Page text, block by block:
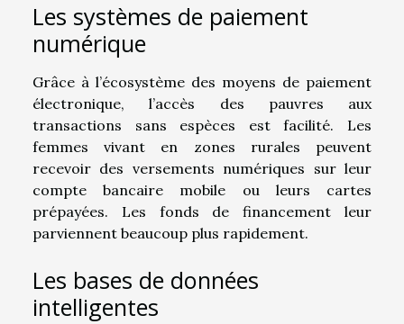
Les systèmes de paiement
numérique
Grâce à l’écosystème des moyens de paiement
électronique, l’accès des pauvres aux
transactions sans espèces est facilité. Les
femmes vivant en zones rurales peuvent
recevoir des versements numériques sur leur
compte bancaire mobile ou leurs cartes
prépayées. Les fonds de financement leur
parviennent beaucoup plus rapidement.
Les bases de données
intelligentes